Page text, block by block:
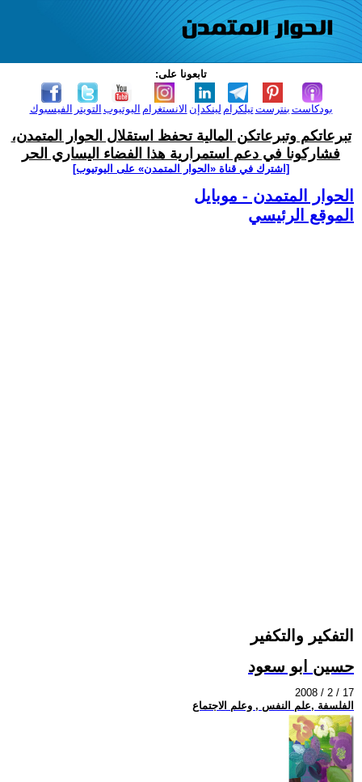
تابعونا على:
الفيسبوك التويتر اليوتيوب الانستغرام لينكدإن تيلكرامبنترست بودكاست
تبرعاتكم وتبرعاتكن المالية تحفظ استقلال الحوار المتمدن،
فشاركونا في دعم استمرارية هذا الفضاء اليساري الحر
[اشترك في قناة ‫«الحوار المتمدن» على اليوتيوب]
الحوار المتمدن - موبايل
الموقع الرئيسي
التفكير والتكفير
حسين ابو سعود
2008 / 2 / 17
الفلسفة ,علم النفس , وعلم الاجتماع